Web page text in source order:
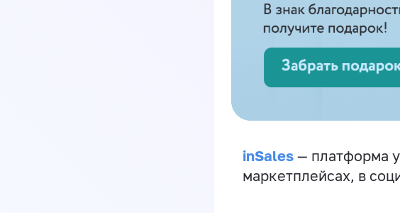
inSales — платформа
маркетплейсах, в